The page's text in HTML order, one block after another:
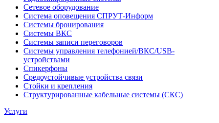
Сетевое оборудование
Система оповещения СПРУТ-Информ
Системы бронирования
Системы ВКС
Системы записи переговоров
Системы управления телефонией/ВКС/USB-
устройствами
Спикерфоны
Средоустойчивые устройства связи
Стойки и крепления
Структурированные кабельные системы (СКС)
Услуги